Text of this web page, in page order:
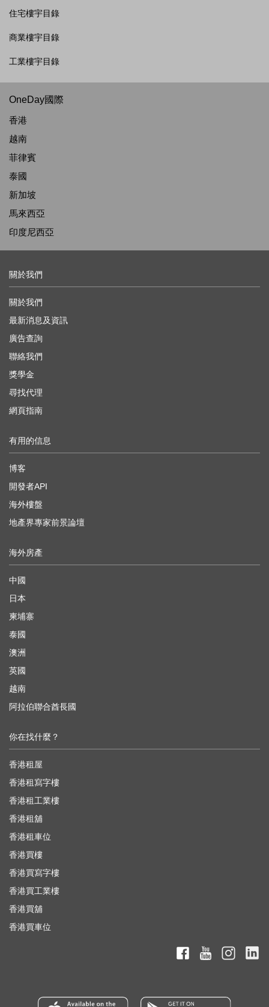
住宅樓宇目錄
商業樓宇目錄
工業樓宇目錄
OneDay國際
香港
越南
菲律賓
泰國
新加坡
馬來西亞
印度尼西亞
關於我們
關於我們
最新消息及資訊
廣告查詢
聯絡我們
獎學金
尋找代理
網頁指南
有用的信息
博客
開發者API
海外樓盤
地產界專家前景論壇
海外房產
中國
日本
柬埔寨
泰國
澳洲
英國
越南
阿拉伯聯合酋長國
你在找什麼？
香港租屋
香港租寫字樓
香港租工業樓
香港租舖
香港租車位
香港買樓
香港買寫字樓
香港買工業樓
香港買舖
香港買車位